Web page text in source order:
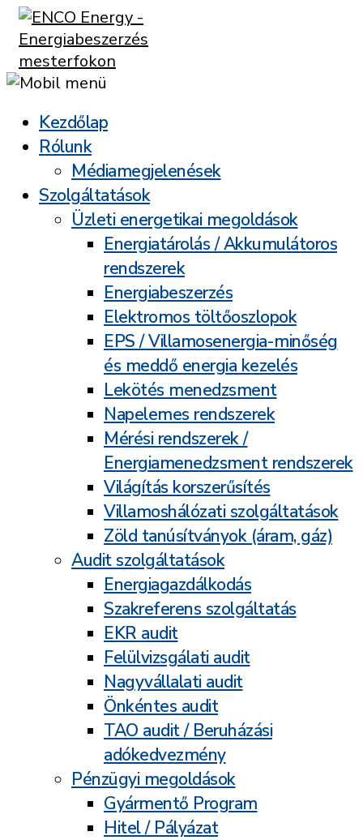
Kezdőlap
Rólunk
Médiamegjelenések
Szolgáltatások
Üzleti energetikai megoldások
Energiatárolás / Akkumulátoros
rendszerek
Energiabeszerzés
Elektromos töltőoszlopok
EPS / Villamosenergia-minőség
és meddő energia kezelés
Lekötés menedzsment
Napelemes rendszerek
Mérési rendszerek /
Energiamenedzsment rendszerek
Világítás korszerűsítés
Villamoshálózati szolgáltatások
Zöld tanúsítványok (áram, gáz)
Audit szolgáltatások
Energiagazdálkodás
Szakreferens szolgáltatás
EKR audit
Felülvizsgálati audit
Nagyvállalati audit
Önkéntes audit
TAO audit / Beruházási
adókedvezmény
Pénzügyi megoldások
Gyármentő Program
Hitel / Pályázat